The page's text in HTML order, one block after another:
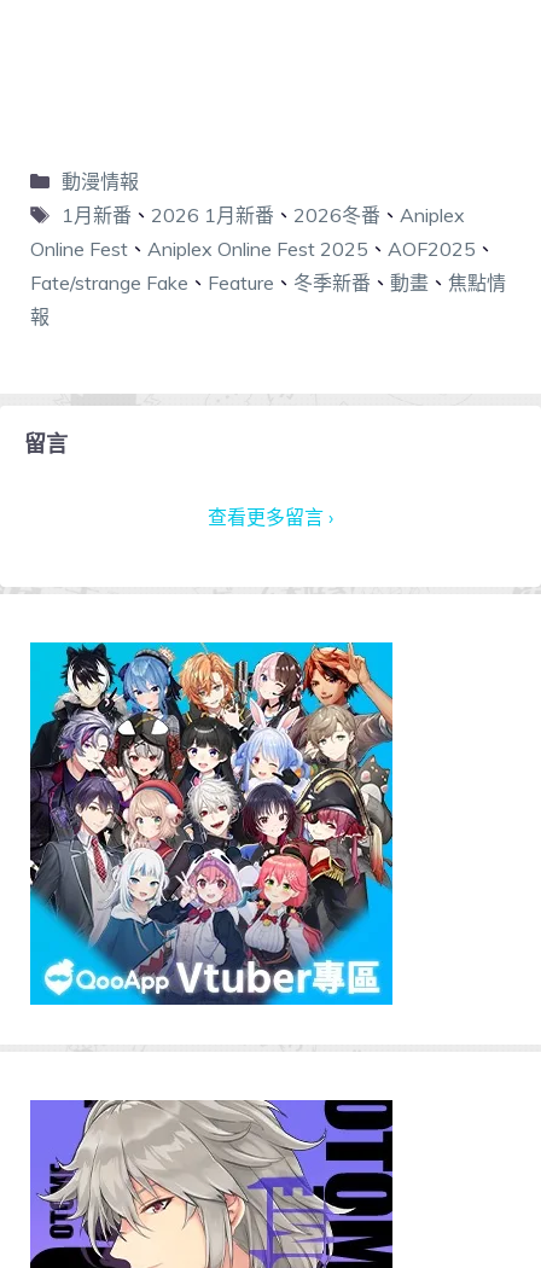
動漫情報
1月新番 、 2026 1月新番 、 2026冬番 、 Aniplex
Online Fest 、 Aniplex Online Fest 2025 、 AOF2025 、
Fate/strange Fake 、 Feature 、 冬季新番 、 動畫 、 焦點情
報
留言
查看更多留言 ›